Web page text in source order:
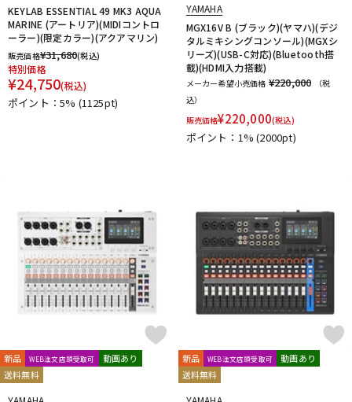
KEYLAB ESSENTIAL 49 MK3 AQUA
MARINE (アートリア)(MIDIコントロ
ーラー)(限定カラー)(アクアマリン)
販売価格¥31,680(税込)
特別価格
¥24,750(税込)
ポイント：5% (1125pt)
YAMAHA
MGX16V B (ブラック)(ヤマハ)(デジ
タルミキシングコンソール)(MGXシ
リーズ)(USB-C対応)(Bluetooth搭
載)(HDMI入力搭載)
メーカー希望小売価格 ¥220,000
（税
込）
販売価格¥220,000(税込)
ポイント：1%(2000pt)
新品 WEB注文店頭受取可
動画あり
送料無料
新品 WEB注文店頭受取可
動画あり
送料無料